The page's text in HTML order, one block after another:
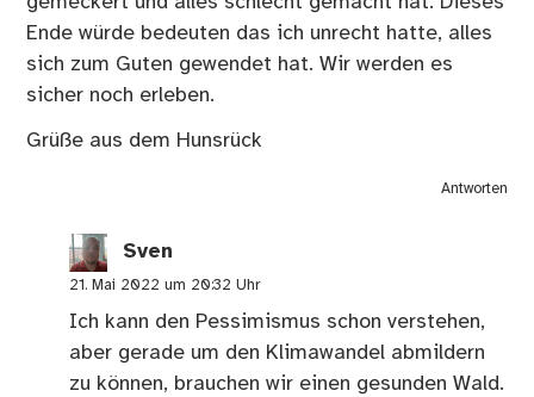
Ende würde bedeuten das ich unrecht hatte, alles
sich zum Guten gewendet hat. Wir werden es
sicher noch erleben.
Grüße aus dem Hunsrück
Antworten
Sven
21. Mai 2022 um 20:32 Uhr
Ich kann den Pessimismus schon verstehen,
aber gerade um den Klimawandel abmildern
zu können, brauchen wir einen gesunden Wald.